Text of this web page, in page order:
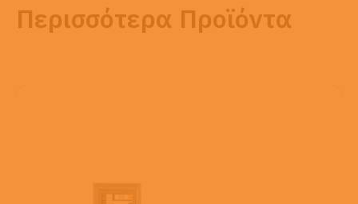
Περισσότερα Προϊόντα